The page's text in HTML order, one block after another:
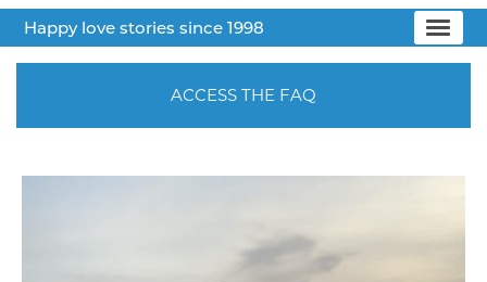
Happy love stories since 1998
ACCESS THE FAQ